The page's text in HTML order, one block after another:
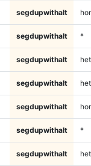
segdupwithalt
segdupwithalt *
segdupwithalt het
segdupwithalt
segdupwithalt
segdupwithalt *
segdupwithalt het